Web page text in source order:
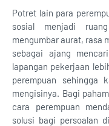
Potret lain para
sosial menjadi
mengumbar aurat, rasa
sebagai ajang
lapangan pekerjaan
perempuan sehingga
mengisinya. Bagi
cara perempuan
solusi bagi persoalan